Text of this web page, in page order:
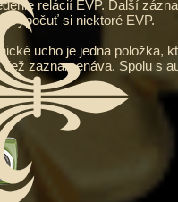
relácií EVP. Ďalší
vypočuť si niektoré EVP.
ucho je jedna položka,
zaznamenáva. Spolu s